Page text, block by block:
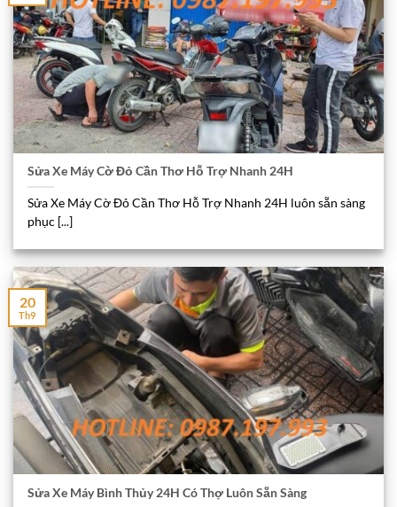
Sửa Xe Máy Cờ Đỏ Cần Thơ Hỗ Trợ Nhanh 24H
Sửa Xe Máy Cờ Đỏ Cần Thơ Hỗ Trợ Nhanh 24H luôn sẵn sàng
phục [...]
Sửa Xe Máy Bình Thủy 24H Có Thợ Luôn Sẵn Sàng
20
Th9